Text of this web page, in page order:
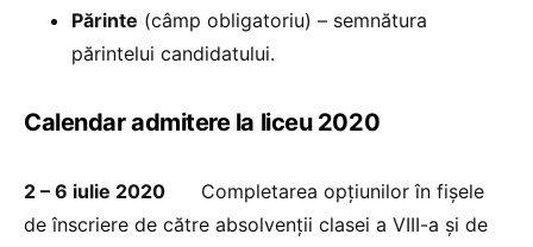
Părinte (câmp obligatoriu) – semnătura
părintelui candidatului.
Calendar admitere la liceu 2020
2 – 6 iulie 2020 Completarea opțiunilor în fișele
de înscriere de către absolvenții clasei a VIII-a și de